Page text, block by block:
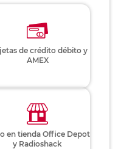
de crédito débito y
AMEX
en tienda Office Depot
y Radioshack